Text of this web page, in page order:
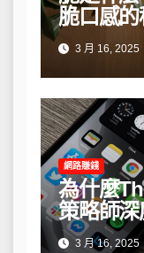
脆口感
3 月 16, 2025
網路賺錢
為什麼
策略師
3 月 16, 2025